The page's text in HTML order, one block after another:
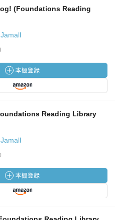
(Foundations Reading
Reading Library